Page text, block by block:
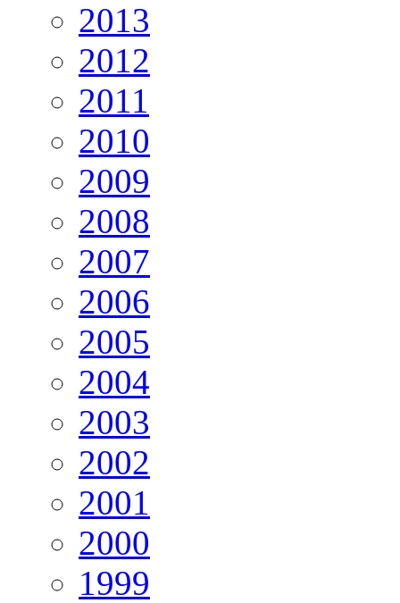
2013
2012
2011
2010
2009
2008
2007
2006
2005
2004
2003
2002
2001
2000
1999